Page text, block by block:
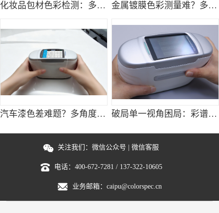
化妆品包材色彩检测：多角度分光测色仪确保视觉统一性 金属镀膜色彩测量难？多角度分光测色仪轻松破解视角偏差
汽车漆色差难题？多角度分光测色仪帮你搞定多视角颜色匹配 破局单一视角困局：彩谱多角度分光测色仪重构工业色彩检测体系
关注我们： 微信公众号 微信客服
电话： 400-672-7281 / 137-322-10605
业务邮箱： caipu@colorspec.cn